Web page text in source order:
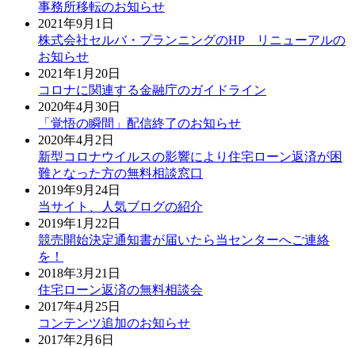
事務所移転のお知らせ
2021年9月1日
株式会社セルバ・プランニングのHP リニューアルの
お知らせ
2021年1月20日
コロナに関連する金融庁のガイドライン
2020年4月30日
「覚悟の瞬間」配信終了のお知らせ
2020年4月2日
新型コロナウイルスの影響により住宅ローン返済が困
難となった方の無料相談窓口
2019年9月24日
当サイト、人気ブログの紹介
2019年1月22日
競売開始決定通知書が届いたら当センターへご連絡
を！
2018年3月21日
住宅ローン返済の無料相談会
2017年4月25日
コンテンツ追加のお知らせ
2017年2月6日